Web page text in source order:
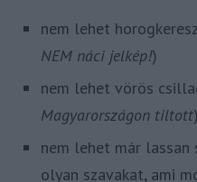
nem lehet
NEM náci jelkép!)
nem lehet vörös
Magyarországon tiltott)
nem lehet már
olyan szavakat, ami